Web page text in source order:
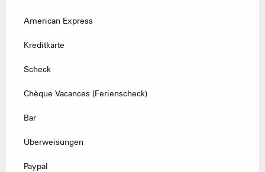
American Express
Kreditkarte
Scheck
Chèque Vacances (Ferienscheck)
Bar
Überweisungen
Paypal